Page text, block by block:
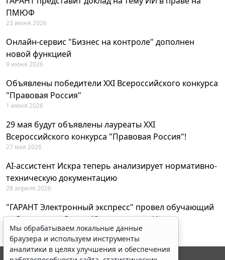
ПМЮФ
23 июня 2026
Онлайн-сервис "Бизнес на контроле" дополнен
новой функцией
9 июня 2026
Объявлены победители XXI Всероссийского конкурса
"Правовая Россия"
1 июня 2026
29 мая будут объявлены лауреаты XXI
Всероссийского конкурса "Правовая Россия"!
27 мая 2026
AI-ассистент Искра теперь анализирует нормативно-
техническую документацию
28 апреля 2026
"ГАРАНТ Электронный экспресс" провел обучающий
вебинар по работе с AI-ассистентом Искра
23 апреля 2026
Мы обрабатываем локальные данные
браузера и используем инструменты
аналитики в целях улучшения и обеспечения